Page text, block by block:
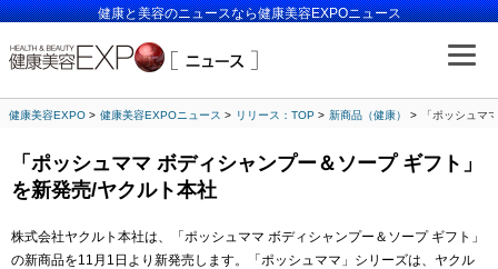
健康と美容のニュースなら健康美容EXPOニュース
健康美容EXPO 健康美容EXPOニュース リリース：TOP 新商品（健康） 「ポッシュマ
「ポッシュママ ボディシャンプー＆ソープ ギフト」
を新発売/ヤクルト本社
株式会社ヤクルト本社は、「ポッシュママ ボディシャンプー＆ソープ ギフト」
の新商品を11月1日より新発売します。「ポッシュママ」シリーズは、ヤクル